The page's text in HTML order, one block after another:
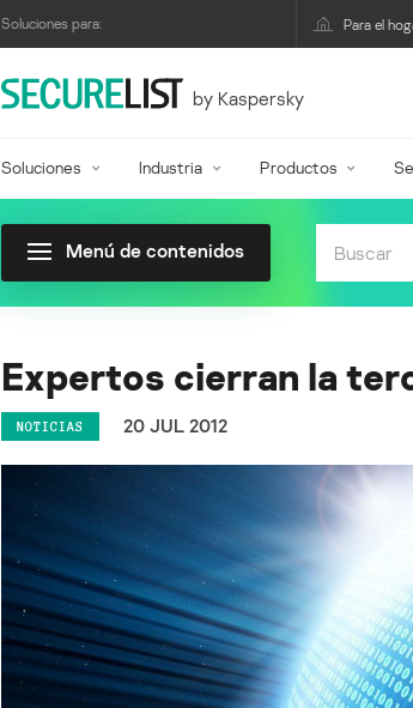
Soluciones para: Para el
by Kaspersky
Soluciones Industria Productos
Menú de contenidos
Expertos cierran la
NOTICIAS 20 JUL 2012